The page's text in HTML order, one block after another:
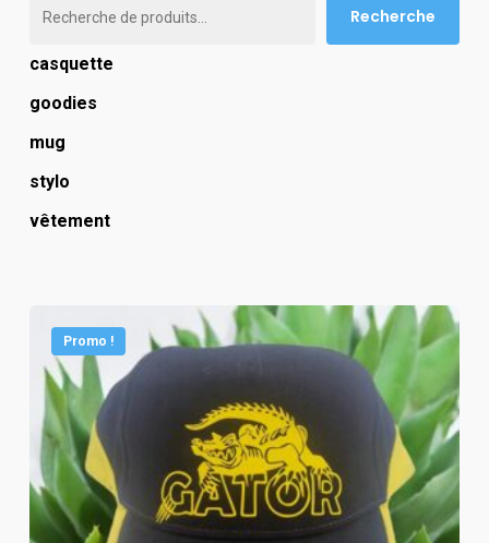
Recherche
casquette
goodies
mug
stylo
vêtement
Promo !